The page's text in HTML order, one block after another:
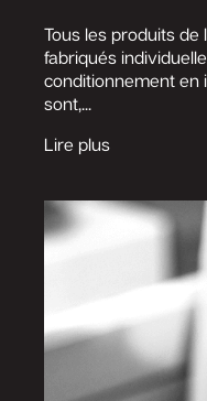
Tous les produits
fabriqués
conditionnement en
sont,...
Lire plus